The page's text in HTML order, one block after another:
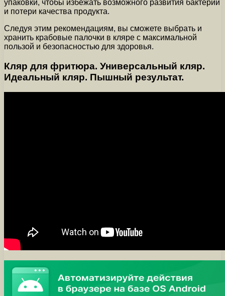
упаковки, чтобы избежать возможного развития бактерий
и потери качества продукта.
Следуя этим рекомендациям, вы сможете выбрать и
хранить крабовые палочки в кляре с максимальной
пользой и безопасностью для здоровья.
Кляр для фритюра. Универсальный кляр.
Идеальный кляр. Пышный результат.